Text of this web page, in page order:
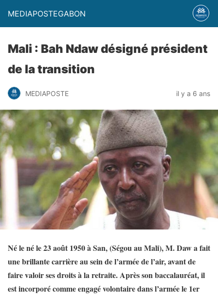
MEDIAPOSTEGABON
Mali : Bah Ndaw désigné président
de la transition
MEDIAPOSTE il y a 6 ans
Né le né le 23 août 1950 à San, (Ségou au Mali), M. Daw a fait
une brillante carrière au sein de l’armée de l’air, avant de
faire valoir ses droits à la retraite. Après son baccalauréat, il
est incorporé comme engagé volontaire dans l’armée le 1er